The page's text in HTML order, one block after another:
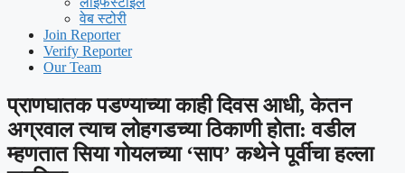
वेब स्टोरी
Join Reporter
Verify Reporter
Our Team
प्राणघातक पडण्याच्या काही दिवस आधी, केतन
अग्रवाल त्याच लोहगडच्या ठिकाणी होता: वडील
म्हणतात सिया गोयलच्या ‘साप’ कथेने पूर्वीचा हल्ला